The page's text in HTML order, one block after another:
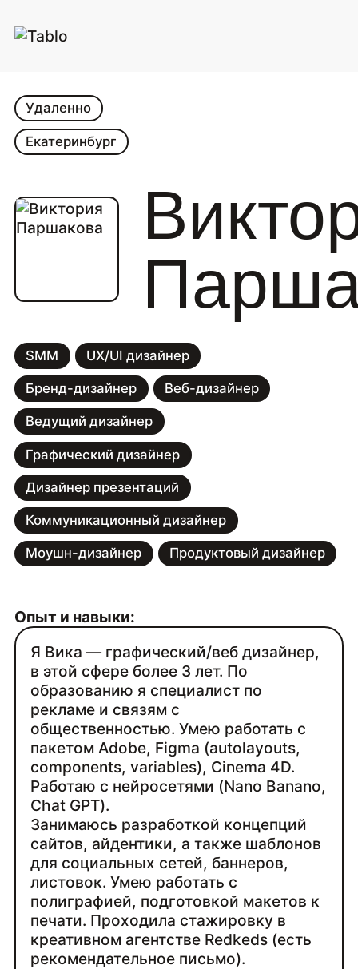
SMM UX/UI дизайнер
Бренд-дизайнер Веб-дизайнер
Ведущий дизайнер
Графический дизайнер
Дизайнер презентаций
Коммуникационный дизайнер
Моушн-дизайнер Продуктовый дизайнер
Удаленно
Екатеринбург
Опыт и навыки:
Я Вика — графический/веб дизайнер,
в этой сфере более 3 лет. По
образованию я специалист по
рекламе и связям с
общественностью. Умею работать с
пакетом Adobe, Figma (autolayouts,
components, variables), Cinema 4D.
Работаю с нейросетями (Nano Banano,
Chat GPT).
Занимаюсь разработкой концепций
сайтов, айдентики, а также шаблонов
для социальных сетей, баннеров,
листовок. Умею работать с
полиграфией, подготовкой макетов к
печати. Проходила стажировку в
креативном агентстве Redkeds (есть
рекомендательное письмо).